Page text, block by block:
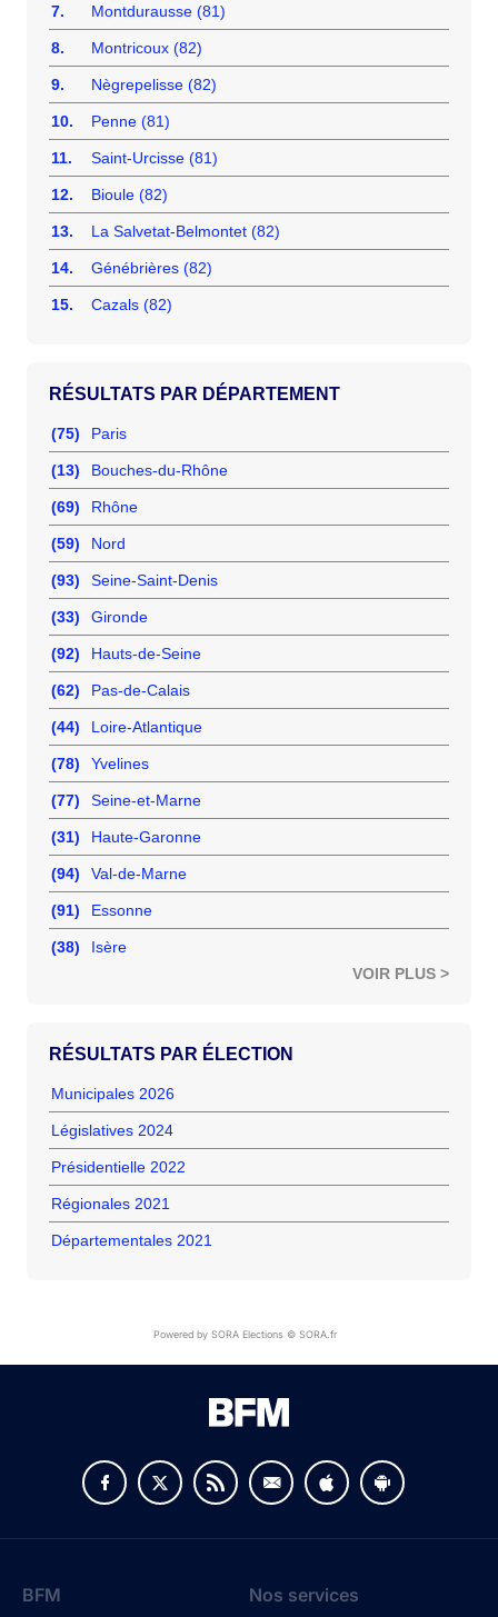
7. Montdurausse (81)
8. Montricoux (82)
9. Nègrepelisse (82)
10. Penne (81)
11. Saint-Urcisse (81)
12. Bioule (82)
13. La Salvetat-Belmontet (82)
14. Génébrières (82)
15. Cazals (82)
RÉSULTATS PAR DÉPARTEMENT
(75) Paris
(13) Bouches-du-Rhône
(69) Rhône
(59) Nord
(93) Seine-Saint-Denis
(33) Gironde
(92) Hauts-de-Seine
(62) Pas-de-Calais
(44) Loire-Atlantique
(78) Yvelines
(77) Seine-et-Marne
(31) Haute-Garonne
(94) Val-de-Marne
(91) Essonne
(38)
Isère
VOIR PLUS >
RÉSULTATS PAR ÉLECTION
Municipales 2026
Législatives 2024
Présidentielle 2022
Régionales 2021
Départementales 2021
Powered by SORA Elections © SORA.fr
BFM Nos services